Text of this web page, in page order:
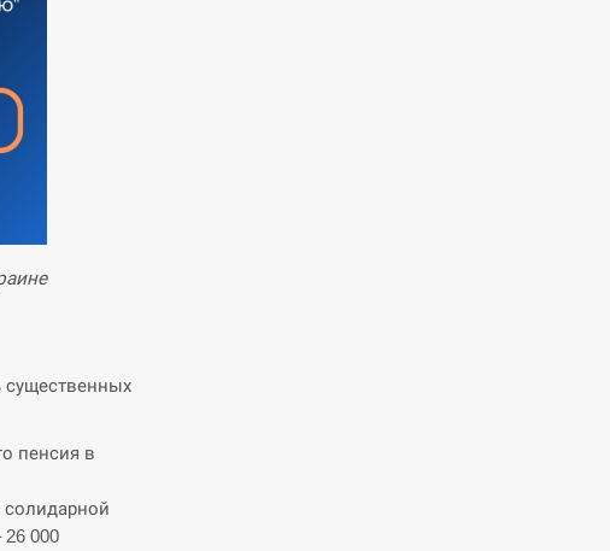
существенных
пенсия в
солидарной
000